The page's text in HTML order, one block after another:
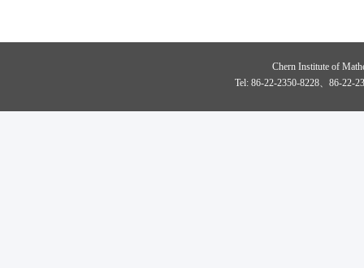
Chern Institute of
Tel: 86-22-2350-8228、86-22-